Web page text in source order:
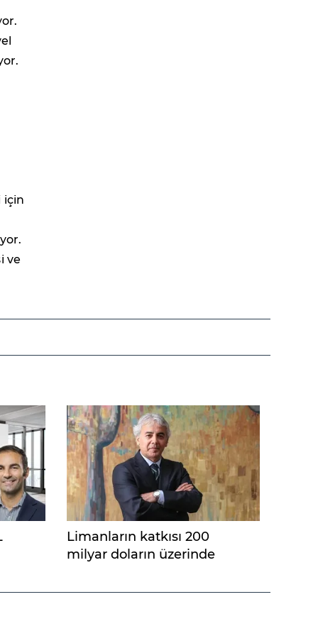
için
ve
Limanların katkısı 200
milyar doların üzerinde